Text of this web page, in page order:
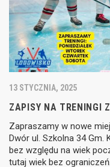
13 STYCZNIA, 2025
ZAPISY NA TRENINGI
Zapraszamy w nowe
Dwór ul. Szkolna 34
bez względu na wiek
tutaj wiek bez